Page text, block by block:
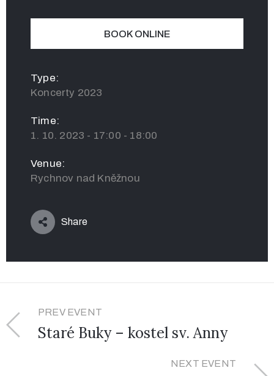
BOOK ONLINE
Type:
Koncerty 2023
Time:
1. 10. 2023 - 17:00 - 18:00
Venue:
Rychnov nad Kněžnou
Share
PREV EVENT
Staré Buky – kostel sv. Anny
NEXT EVENT